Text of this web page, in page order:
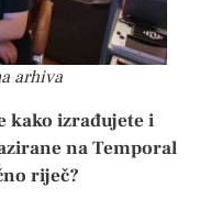
arhiva
kako izrađujete i
na Temporal
riječ?